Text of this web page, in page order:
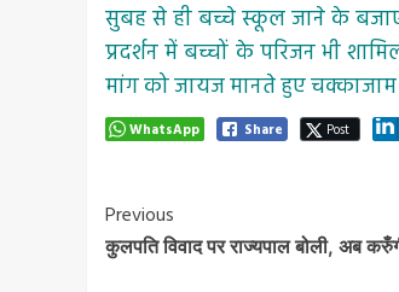
सुबह से ही बच्चे स्कूल जाने के
प्रदर्शन में बच्चों के परिजन भी
मांग को जायज मानते हुए चक्काजाम
WhatsApp Share Post
Post
Navigation
Previous
कुलपति विवाद पर राज्यपाल बोली, अब